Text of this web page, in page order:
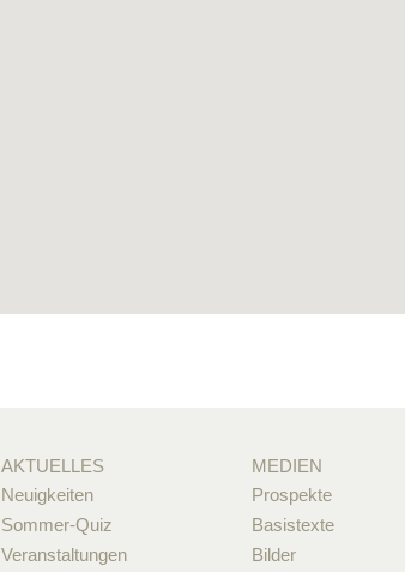
AKTUELLES
Neuigkeiten
Sommer-Quiz
Veranstaltungen
MEDIEN
Prospekte
Basistexte
Bilder